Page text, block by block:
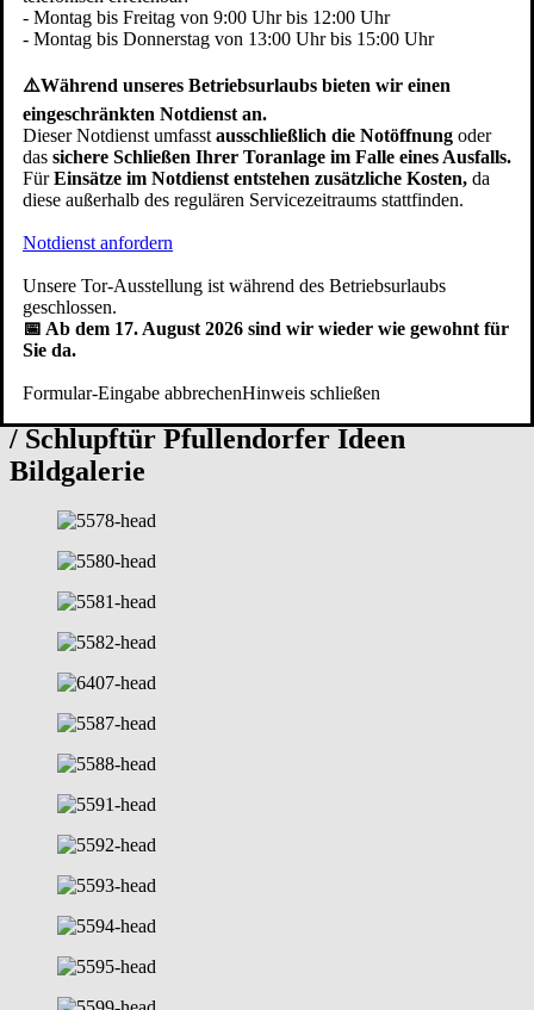
Torfläche montiert werden wie auch am restlichen Gebäude.
Verarbeitung
Bei Pfullendorfer Tor-Systeme® entstehen die
Schwingtore seit 1949in Handarbeit durch erfahrene Schlosser und
Schreiner - unterstützt von modernen Bearbeitungsmaschinen.
Unsere eigene Produktion ist nach den NormenDIN EN ISO 9001
undDIN EN ISO 14001sowohl qualitäts- als auch
Herzblut. Egal für welches Design Sie sich entscheiden, die Qualität
aus Pfullendorf ebenso wie der Service. Zu unserem Service gehört,
dass SieSchwingtor Ersatzteile
auch viele Jahre nach demSchwingtor Einbaunoch bei uns
bestellen können.
Schwingtor Kipptor mit Antrieb / Fenster
/ Schlupftür Pfullendorfer Ideen
Bildgalerie
- Montag bis Freitag von 9:00 Uhr bis 12:00 Uhr
- Montag bis Donnerstag von 13:00 Uhr bis 15:00 Uhr
⚠️Während unseres Betriebsurlaubs bieten wir einen
eingeschränkten Notdienst an.
Dieser Notdienst umfasstausschließlich die Notöffnung oder
das sichere Schließen Ihrer Toranlage im Falle eines Ausfalls.
FürEinsätze im Notdienst entstehen zusätzliche Kosten, da
diese außerhalb des regulären Servicezeitraums stattfinden.
Notdienst anfordern
Unsere Tor-Ausstellung ist während des Betriebsurlaubs
geschlossen.
📅 Ab dem 17. August 2026 sind wir wieder wie gewohnt für
Sie da.
Formular-Eingabe abbrechenHinweis schließen